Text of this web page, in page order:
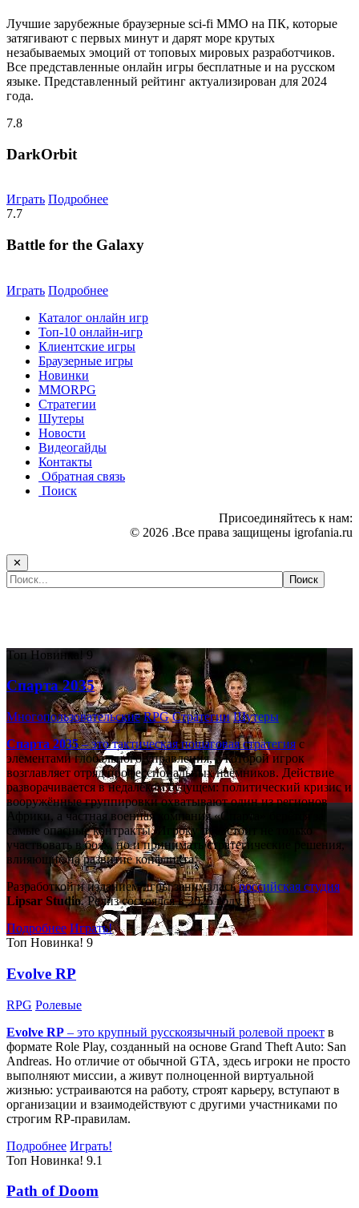
Лучшие зарубежные браузерные sci-fi MMO на ПК, которые
затягивают с первых минут и дарят море крутых
незабываемых эмоций от топовых мировых разработчиков.
Все представленные онлайн игры бесплатные и на русском
языке. Представленный рейтинг актуализирован для 2024
года.
7.8
DarkOrbit
Играть Подробнее
7.7
Battle for the Galaxy
Играть Подробнее
Каталог онлайн игр
Топ-10 онлайн-игр
Клиентские игры
Браузерные игры
Новинки
MMORPG
Стратегии
Шутеры
Новости
Видеогайды
Контакты
Обратная связь
Поиск
Присоединяйтесь к нам:
© 2026 .Все права защищены igrofania.ru
✕
Топ Новинка! 9
Спарта 2035
Многопользовательские RPG Стратегии Шутеры
Спарта 2035– это тактическаяпошаговая стратегияс
элементами глобального управления, в которой игрок
возглавляет отряд профессиональных наёмников. Действие
разворачивается в недалёком будущем: политический кризис и
вооружённые группировки охватывают один из регионов
Африки, а частная военная компания «Спарта» берётся за
самые опасные контракты. Игроку предстоит не только
участвовать в боях, но и принимать стратегические решения,
влияющие на развитие конфликта.
Разработкой и изданием игры занималасьроссийская студия
Lipsar Studio. Релиз состоялся в 2025 году.
Подробнее Играть!
Топ Новинка! 9
Evolve RP
RPG Ролевые
Evolve RP – это крупный русскоязычный ролевой проект в
формате Role Play, созданный на основе Grand Theft Auto: San
Andreas. Но отличие от обычной GTA, здесь игроки не просто
выполняют миссии, а живут полноценной виртуальной
жизнью: устраиваются на работу, строят карьеру, вступают в
организации и взаимодействуют с другими участниками по
строгим RP-правилам.
Подробнее Играть!
Топ Новинка! 9.1
Path of Doom